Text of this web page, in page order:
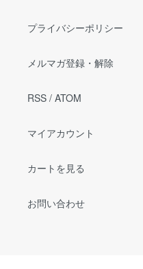
プライバシーポリシー
メルマガ登録・解除
RSS / ATOM
マイアカウント
カートを見る
お問い合わせ